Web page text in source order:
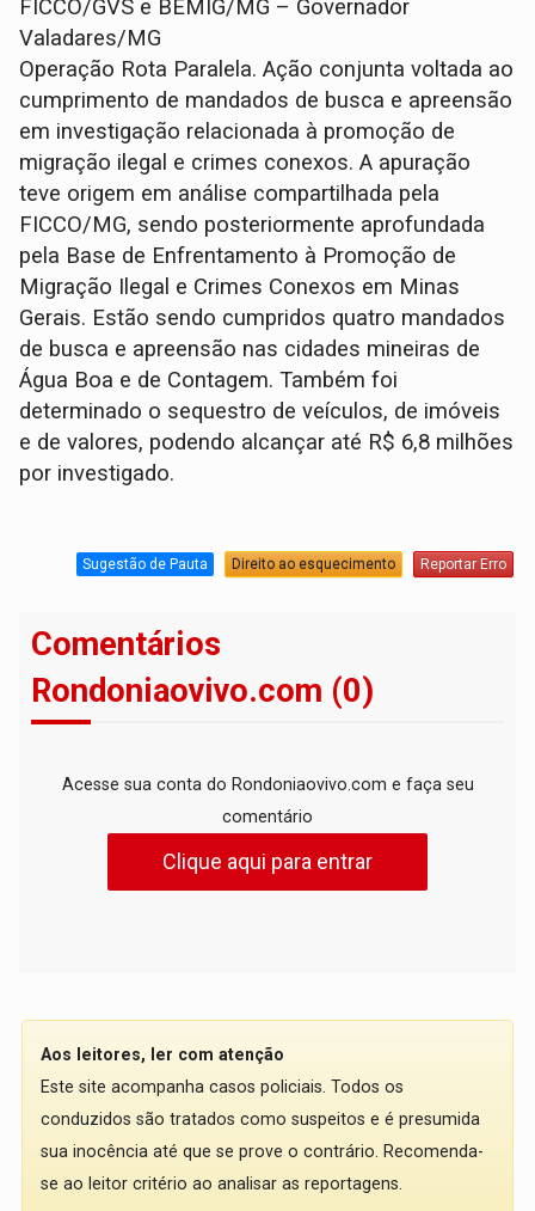
FICCO/GVS e BEMIG/MG – Governador
Valadares/MG
Operação Rota Paralela. Ação conjunta voltada ao
cumprimento de mandados de busca e apreensão
em investigação relacionada à promoção de
migração ilegal e crimes conexos. A apuração
teve origem em análise compartilhada pela
FICCO/MG, sendo posteriormente aprofundada
pela Base de Enfrentamento à Promoção de
Migração Ilegal e Crimes Conexos em Minas
Gerais. Estão sendo cumpridos quatro mandados
de busca e apreensão nas cidades mineiras de
Água Boa e de Contagem. Também foi
determinado o sequestro de veículos, de imóveis
e de valores, podendo alcançar até R$ 6,8 milhões
por investigado.
Sugestão de Pauta Direito ao esquecimento Reportar Erro
Comentários
Rondoniaovivo.com (0)
Acesse sua conta do Rondoniaovivo.com e faça seu
comentário
Clique aqui para entrar
Aos leitores, ler com atenção
Este site acompanha casos policiais. Todos os
conduzidos são tratados como suspeitos e é presumida
sua inocência até que se prove o contrário. Recomenda-
se ao leitor critério ao analisar as reportagens.